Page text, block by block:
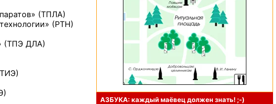
(ТПЛА)
(РТН)
(ТПЭ ДЛА)
АЗБУКА: каждый маёвец должензнать! ;-)